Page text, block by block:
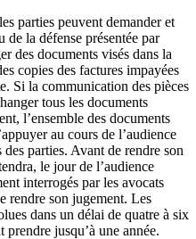
parties peuvent demander et
de la défense présentée par
des documents visés dans la
copies des factures impayées
Si la communication des pièces
tous les documents
l’ensemble des documents
au cours de l’audience
parties. Avant de rendre son
le jour de l’audience
interrogés par les avocats
rendre son jugement. Les
dans un délai de quatre à six
prendre jusqu’à une année.